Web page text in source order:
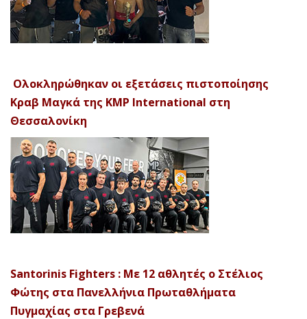
Ολοκληρώθηκαν οι εξετάσεις πιστοποίησης
Κραβ Μαγκά της KMP International στη
Θεσσαλονίκη
Santorinis Fighters : Με 12 αθλητές ο Στέλιος
Φώτης στα Πανελλήνια Πρωταθλήματα
Πυγμαχίας στα Γρεβενά